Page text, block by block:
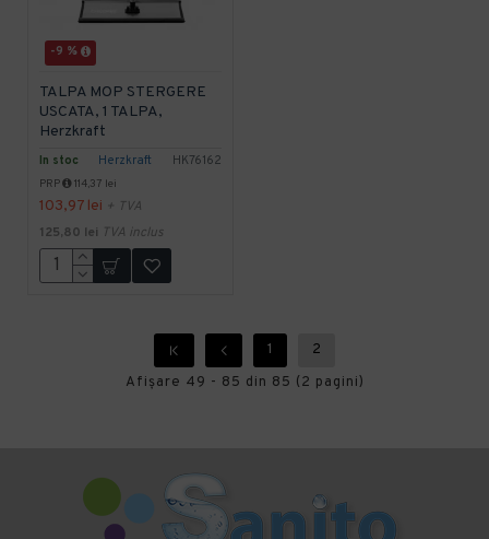
-9 %
In stoc Herzkraft HK76162
TALPA MOP STERGERE
USCATA, 1 TALPA,
Herzkraft
PRP 114,37 lei
103,97 lei + TVA
125,80 lei TVA inclus
1
2
Afişare 49 - 85 din 85 (2 pagini)